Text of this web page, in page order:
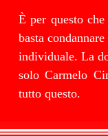
È per questo
basta
individuale. La
solo Carmelo
tutto questo.